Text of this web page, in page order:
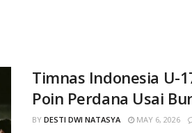
Timnas Indonesia U-
Poin Perdana Usai
BY DESTI DWI NATASYA MAY 6, 2026